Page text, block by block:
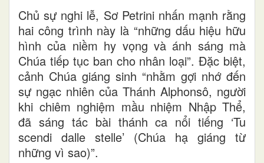
Chủ sự nghi lễ, Sơ Petrini nhấn mạnh rằng
hai công trình này là “những dấu hiệu hữu
hình của niềm hy vọng và ánh sáng mà
Chúa tiếp tục ban cho nhân loại”. Đặc biệt,
cảnh Chúa giáng sinh “nhằm gợi nhớ đến
sự ngạc nhiên của Thánh Alphonsô, người
khi chiêm nghiệm mầu nhiệm Nhập Thể,
đã sáng tác bài thánh ca nổi tiếng ‘Tu
scendi dalle stelle’ (Chúa hạ giáng từ
những vì sao)”.